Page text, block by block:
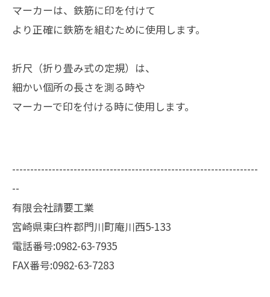
マーカーは、鉄筋に印を付けて
より正確に鉄筋を組むために使用します。
折尺（折り畳み式の定規）は、
細かい個所の長さを測る時や
マーカーで印を付ける時に使用します。
--------------------------------------------------------------------
--
有限会社請要工業
宮崎県東臼杵郡門川町庵川西5-133
電話番号:0982-63-7935
FAX番号:0982-63-7283